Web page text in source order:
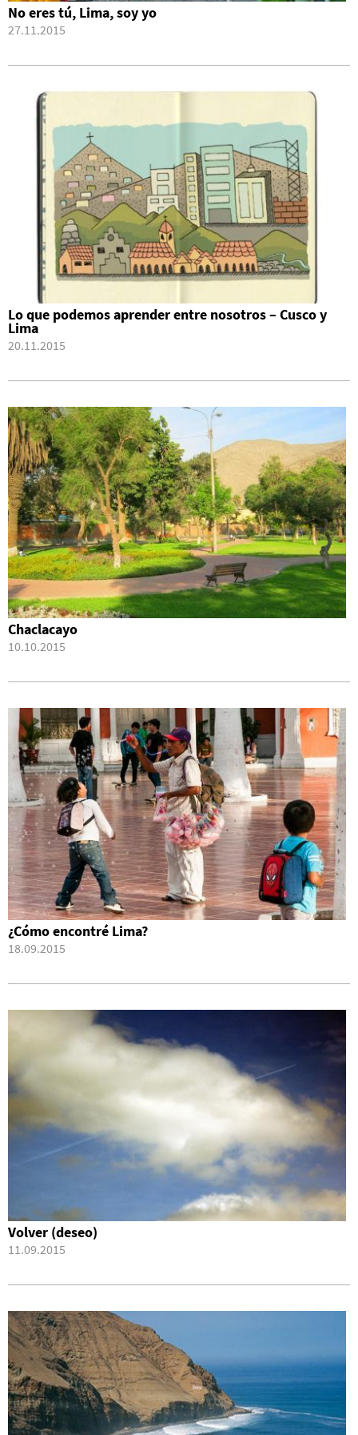
No eres tú, Lima, soy yo
27.11.2015
Lo que podemos aprender entre nosotros – Cusco y
Lima
20.11.2015
Chaclacayo
10.10.2015
¿Cómo encontré Lima?
18.09.2015
Volver (deseo)
11.09.2015